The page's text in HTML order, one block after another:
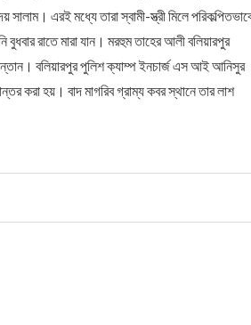
এরই মধ্যে তারা স্বামী-স্ত্রী মিলে
বুধবার রাতে মারা যান। মরহুম তাহের আলী বলিয়ারপুর
বলিয়ারপুর পুলিশ ক্যাম্প ইনচার্জ এস আই আনিসুর
করা হয়। বাদ মাগরিব গ্রাম্য কবর স্থানে তার লাশ